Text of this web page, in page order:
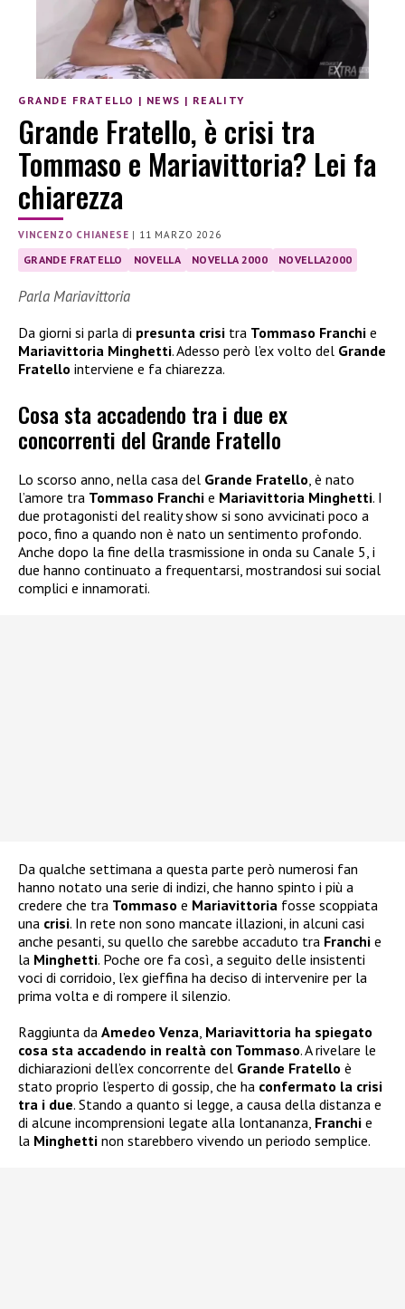
GRANDE FRATELLO | NEWS | REALITY
Grande Fratello, è crisi tra
Tommaso e Mariavittoria? Lei fa
chiarezza
VINCENZO CHIANESE | 11 MARZO 2026
GRANDE FRATELLO NOVELLA NOVELLA 2000 NOVELLA2000
Parla Mariavittoria
Da giorni si parla di presunta crisi tra Tommaso Franchi e
Mariavittoria Minghetti. Adesso però l’ex volto del Grande
Fratello interviene e fa chiarezza.
Cosa sta accadendo tra i due ex
concorrenti del Grande Fratello
Lo scorso anno, nella casa del Grande Fratello, è nato
l’amore tra Tommaso Franchi e Mariavittoria Minghetti. I
due protagonisti del reality show si sono avvicinati poco a
poco, fino a quando non è nato un sentimento profondo.
Anche dopo la fine della trasmissione in onda su Canale 5, i
due hanno continuato a frequentarsi, mostrandosi sui social
complici e innamorati.
Da qualche settimana a questa parte però numerosi fan
hanno notato una serie di indizi, che hanno spinto i più a
credere che tra Tommaso e Mariavittoria fosse scoppiata
una crisi. In rete non sono mancate illazioni, in alcuni casi
anche pesanti, su quello che sarebbe accaduto tra Franchi e
la Minghetti. Poche ore fa così, a seguito delle insistenti
voci di corridoio, l’ex gieffina ha deciso di intervenire per la
prima volta e di rompere il silenzio.
Raggiunta da Amedeo Venza, Mariavittoria ha spiegato
cosa sta accadendo in realtà con Tommaso. A rivelare le
dichiarazioni dell’ex concorrente del Grande Fratello è
stato proprio l’esperto di gossip, che ha confermato la crisi
tra i due. Stando a quanto si legge, a causa della distanza e
di alcune incomprensioni legate alla lontananza, Franchi e
la Minghetti non starebbero vivendo un periodo semplice.